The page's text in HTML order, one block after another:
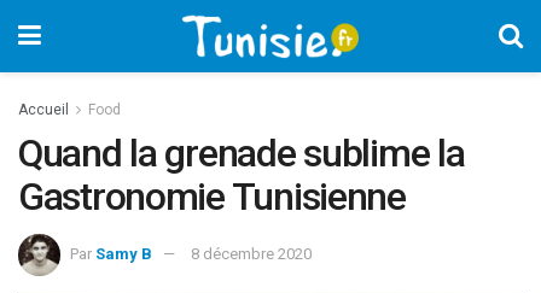
Accueil Food
Quand la grenade sublime la
Gastronomie Tunisienne
Par Samy B 8 décembre 2020